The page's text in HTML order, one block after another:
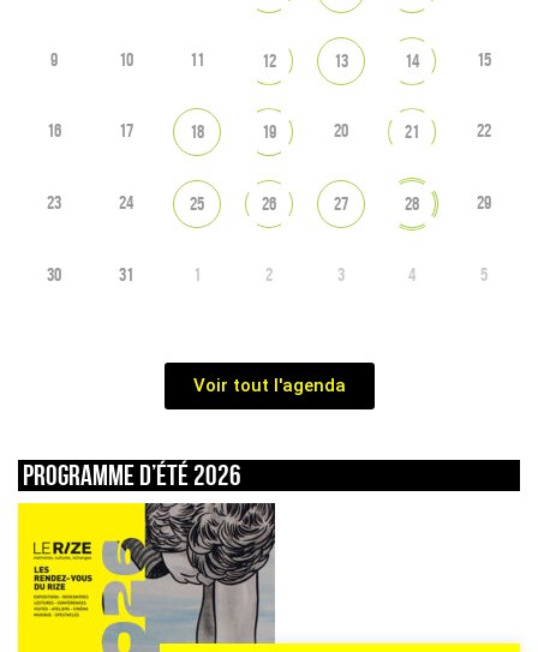
9 10 11 12 13 14 15
16 17 18 19 20 21 22
23 24 25 26 27 28 29
30 31 1 2 3 4 5
Voir tout l'agenda
Programme d’été 2026